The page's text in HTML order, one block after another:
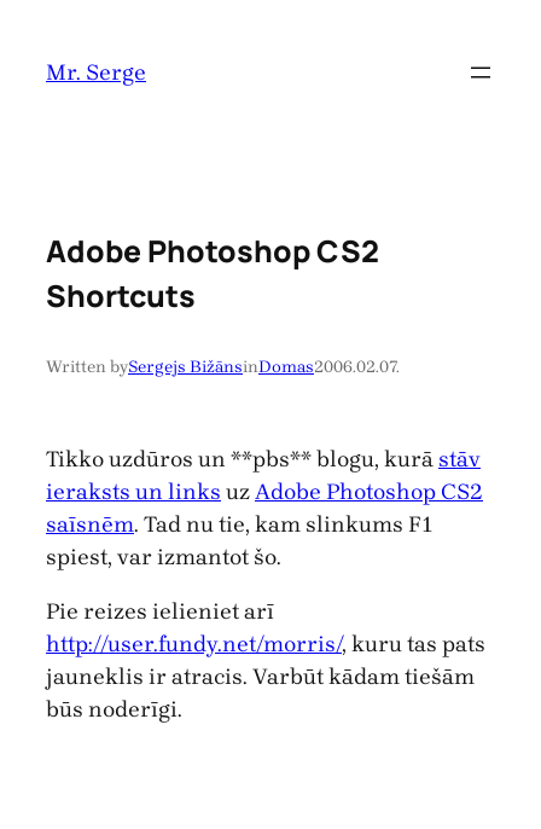
saturu
Mr. Serge
Adobe Photoshop CS2
Shortcuts
Written bySergejs BižānsinDomas2006.02.07.
Tikko uzdūros un **pbs** blogu, kurāstāv
ieraksts un links uzAdobe Photoshop CS2
saīsnēm. Tad nu tie, kam slinkums F1
spiest, var izmantot šo.
Pie reizes ielieniet arī
http://user.fundy.net/morris/, kuru tas pats
jauneklis ir atracis. Varbūt kādam tiešām
būs noderīgi.